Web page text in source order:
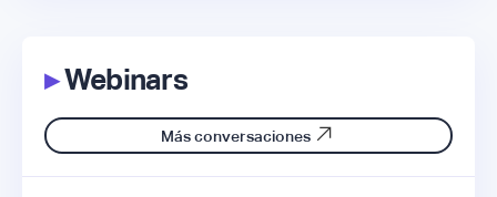
▸Webinars
Más conversaciones